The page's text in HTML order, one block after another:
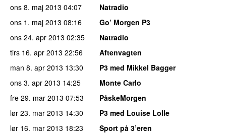
ons 8. maj 2013 04:07
Natradio
ons 1. maj 2013 08:16
Go’ Morgen P3
ons 24. apr 2013 02:35
Natradio
tirs 16. apr 2013 22:56
Aftenvagten
man 8. apr 2013 13:30
P3 med Mikkel Bagger
ons 3. apr 2013 14:25
Monte Carlo
fre 29. mar 2013 07:53
PåskeMorgen
lør 23. mar 2013 14:30
P3 med Louise Lolle
lør 16. mar 2013 18:23
Sport på 3’eren